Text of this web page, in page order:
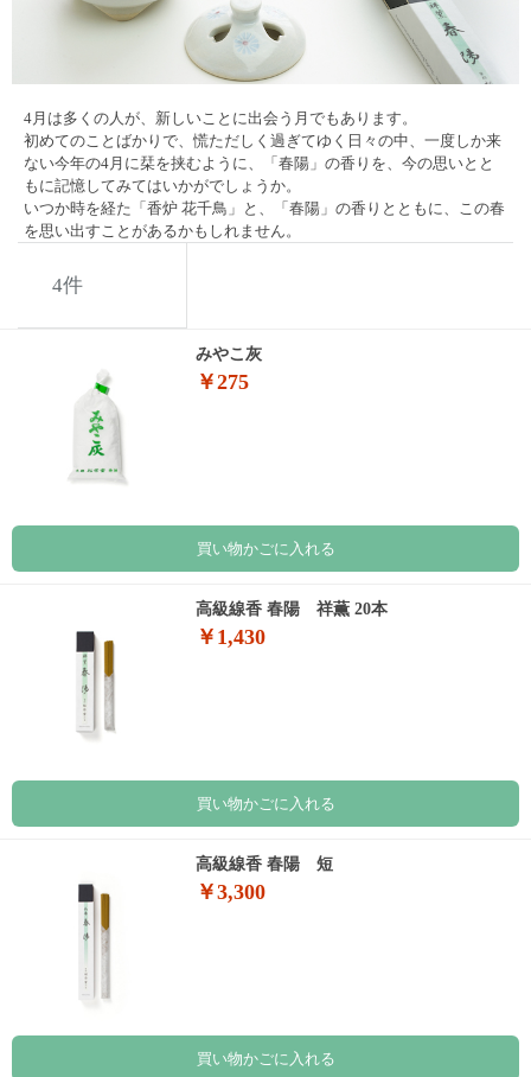
4月は多くの人が、新しいことに出会う月でもあります。
初めてのことばかりで、慌ただしく過ぎてゆく日々の中、一度しか来
ない今年の4月に栞を挟むように、「春陽」の香りを、今の思いとと
もに記憶してみてはいかがでしょうか。
いつか時を経た「香炉 花千鳥」と、「春陽」の香りとともに、この春
を思い出すことがあるかもしれません。
4件
みやこ灰
￥275
買い物かごに入れる
高級線香 春陽 祥薫 20本
￥1,430
買い物かごに入れる
高級線香 春陽 短
￥3,300
買い物かごに入れる